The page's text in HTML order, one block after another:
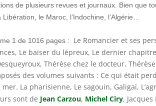
de plusieurs revues et journaux. Bien que
le Maroc, l’Indochine, l’Algérie…
1 de 1016 pages : Le Romancier et ses
Le baiser du lépreux, Le dernier
Thérèse chez le docteur,
des volumes suivants : Ce qui était
La pharisienne, Le sagouin, Galigaï,
sont de Jean Carzou, Michel Ciry,